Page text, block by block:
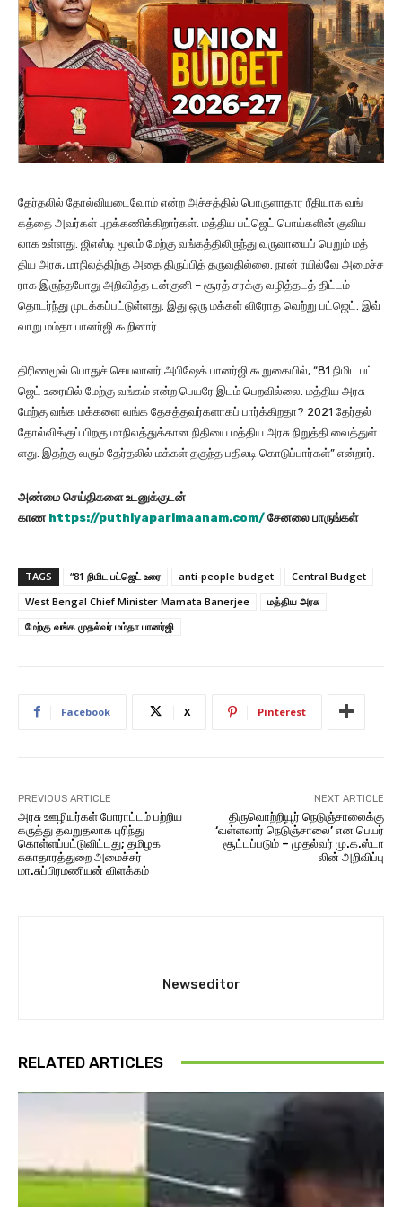
தேர்​தலில் தோல்​வியடைவோம் என்ற அச்​சத்​தில் பொருளா​தார ரீதி​யாக வங்​
கத்தை அவர்​கள் புறக்​கணிக்​கிறார்​கள். மத்​திய பட்​ஜெட் பொய்​களின் குவிய​
லாக உள்ளது. ஜிஎஸ்டி மூலம் மேற்கு வங்​கத்​திலிருந்து வரு​வாயைப் பெறும் மத்​
திய அரசு, மாநிலத்​திற்கு அதை திருப்பித் தரு​வ​தில்​லை. நான் ரயில்வே அமைச்​ச​
ராக இருந்​த​போது அறி​வித்த டன்​குனி – சூரத் சரக்கு வழித்​தடத் திட்​டம்
தொடர்ந்து முடக்​கப்​பட்​டுள்​ளது. இது ஒரு மக்​கள் விரோத வெற்று பட்ஜெட். இவ்​
வாறு மம்தா பானர்ஜி கூறினார்.
திரிண​மூல் பொதுச் செய​லா​ளர் அபிஷேக் பானர்ஜி கூறுகை​யில், “81 நிமிட பட்​
ஜெட் உரை​யில் மேற்கு வங்​கம் என்ற பெயரே இடம் பெற​வில்​லை. மத்​திய அரசு
மேற்கு வங்க மக்​களை வங்க தேசத்​தவர்​களாகப் பார்க்​கிற​தா? 2021 தேர்​தல்
தோல்விக்​குப் பிறகு மாநிலத்​துக்​கான நிதியை மத்​திய அரசு நிறுத்தி வைத்​துள்​
ளது. இதற்கு வரும் தேர்​தலில் மக்​கள் தகுந்​த பதிலடி கொடுப்​பார்​கள்​” என்​றார்​.
அண்மை செய்திகளை உடனுக்குடன்
காண https://puthiyaparimaanam.com/ சேனலை பாருங்கள்
TAGS “81 நிமிட பட்​ஜெட் உரை​ anti-people budget
Central Budget
West Bengal Chief Minister Mamata Banerjee
மத்திய அரசு
மேற்கு வங்க முதல்வர் மம்தா பானர்ஜி
Facebook X Pinterest
PREVIOUS ARTICLE
அரசு ஊழியர்கள் போராட்டம் பற்றிய
கருத்து தவறுதலாக புரிந்து
கொள்ளப்பட்டுவிட்டது; தமிழக
சுகாதாரத்துறை அமைச்சர்
மா.சுப்பிரமணியன் விளக்கம்
NEXT ARTICLE
திரு​வொற்​றியூர் நெடுஞ்சாலைக்கு
‘வள்ளலார் நெடுஞ்​சாலை’ என பெயர்
சூட்​டப்​படும் – முதல்​வர் மு.க.ஸ்​டா​
லின் அறிவிப்பு
Newseditor
RELATED ARTICLES